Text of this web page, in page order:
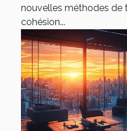
nouvelles méthodes de
cohésion...